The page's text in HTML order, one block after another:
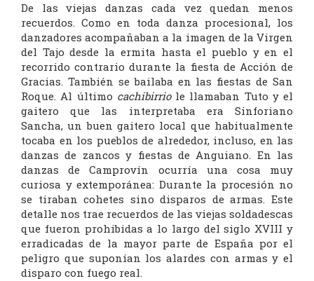
De las viejas danzas cada vez quedan menos
recuerdos. Como en toda danza procesional, los
danzadores acompañaban a la imagen de la Virgen
del Tajo desde la ermita hasta el pueblo y en el
recorrido contrario durante la fiesta de Acción de
Gracias. También se bailaba en las fiestas de San
Roque. Al último cachibirrio le llamaban Tuto y el
gaitero que las interpretaba era Sinforiano
Sancha, un buen gaitero local que habitualmente
tocaba en los pueblos de alrededor, incluso, en las
danzas de zancos y fiestas de Anguiano. En las
danzas de Camprovín ocurría una cosa muy
curiosa y extemporánea: Durante la procesión no
se tiraban cohetes sino disparos de armas. Este
detalle nos trae recuerdos de las viejas soldadescas
que fueron prohibidas a lo largo del siglo XVIII y
erradicadas de la mayor parte de España por el
peligro que suponían los alardes con armas y el
disparo con fuego real.